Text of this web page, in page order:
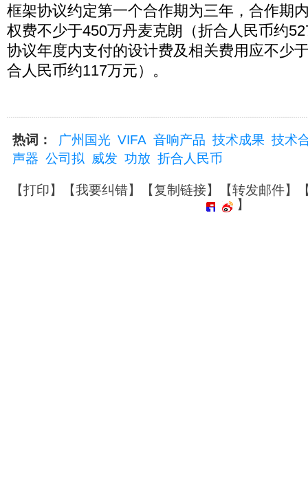
框架协议约定第一个合作期为三年，合作期
权费不少于450万丹麦克朗（折合人民币约
协议年度内支付的设计费及相关费用应不少
合人民币约117万元）。
热词： 广州国光 VIFA 音响产品 技术成果 技术
声器 公司拟 威发 功放 折合人民币
【打印】【我要纠错】【复制链接】【转发邮件】
】